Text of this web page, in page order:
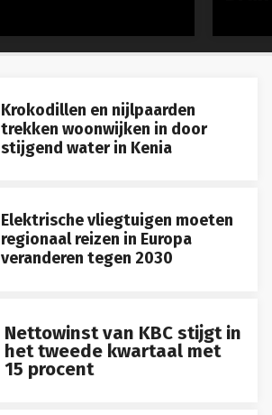
Krokodillen en nijlpaarden
trekken woonwijken in door
stijgend water in Kenia
Elektrische vliegtuigen moeten
regionaal reizen in Europa
veranderen tegen 2030
Nettowinst van KBC stijgt in
het tweede kwartaal met
15 procent